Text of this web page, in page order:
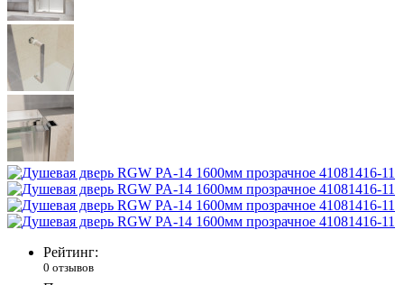
Рейтинг:
0 отзывов